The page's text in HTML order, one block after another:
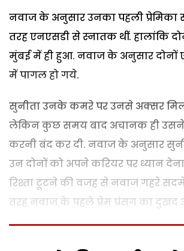
नवाज के अनुसार उनका पहली प्रेमिका
तरह एनएसडी से स्नातक थीं. हालांकि
मुंबई में ही हुआ. नवाज के अनुसार दोनों
में पागल हो गये.
सुनीता उनके कमरे पर उनसे अक्सर
लेकिन कुछ समय बाद अचानक ही
करनी बंद कर दी. नवाज के अनुसार
उन दोनों को अपने करियर पर ध्यान
रिश्ता टूटने की वजह से नवाज गहरे
तरह नवाज के पहले प्रेम प्रंसग का दुखद